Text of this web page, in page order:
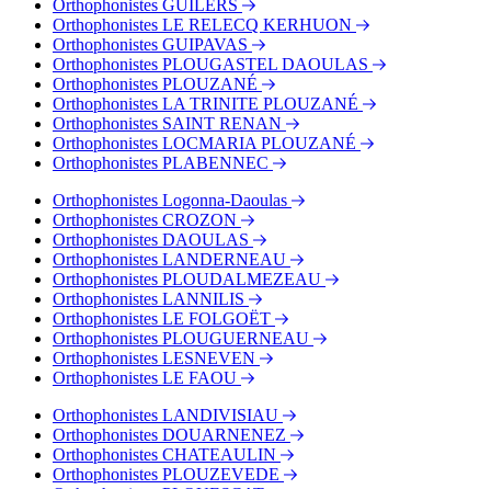
Tram - Château
Tram - Jean Jaurès
Tram - Liberté
Orthophonistes GUILERS
Orthophonistes LE RELECQ KERHUON
Orthophonistes GUIPAVAS
Orthophonistes PLOUGASTEL DAOULAS
Orthophonistes PLOUZANÉ
Orthophonistes LA TRINITE PLOUZANÉ
Orthophonistes SAINT RENAN
Orthophonistes LOCMARIA PLOUZANÉ
Orthophonistes PLABENNEC
Orthophonistes Logonna-Daoulas
Orthophonistes CROZON
Orthophonistes DAOULAS
Orthophonistes LANDERNEAU
Orthophonistes PLOUDALMEZEAU
Orthophonistes LANNILIS
Orthophonistes LE FOLGOËT
Orthophonistes PLOUGUERNEAU
Orthophonistes LESNEVEN
Orthophonistes LE FAOU
Orthophonistes LANDIVISIAU
Orthophonistes DOUARNENEZ
Orthophonistes CHATEAULIN
Orthophonistes PLOUZEVEDE